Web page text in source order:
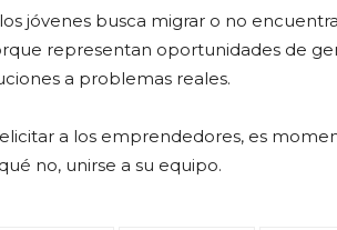
jóvenes busca migrar o no
representan oportunidades de
a problemas reales.
a los emprendedores, es
no, unirse a su equipo.